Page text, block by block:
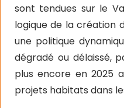
sont tendues sur le
logique de la création
une politique
dégradé ou délaissé,
plus encore en 2025
projets habitats dans